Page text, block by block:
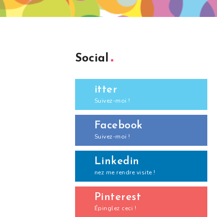
Social
itter
Suivez-moi !
Facebook
Suivez-moi !
Linkedin
nez me rendre visite !
Pinterest
Épinglez ceci !